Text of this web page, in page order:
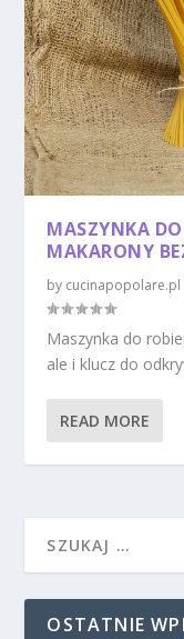
MASZYNKA
MAKARONY
by cucinapopolare.pl
Maszynka do
ale i klucz do
READ MORE
OSTATNIE